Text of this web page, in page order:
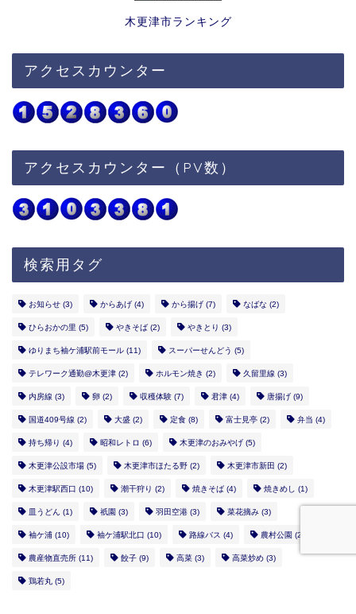
木更津市ランキング
アクセスカウンター
アクセスカウンター（PV数）
検索用タグ
お知らせ (3) からあげ (4) から揚げ (7) なばな (2)
ひらおかの里 (5) やきそば (2) やきとり (3)
ゆりまち袖ケ浦駅前モール (11) スーパーせんどう (5)
テレワーク通勤@木更津 (2) ホルモン焼き (2) 久留里線 (3)
内房線 (3) 卵 (2) 収穫体験 (7) 君津 (4) 唐揚げ (9)
国道409号線 (2) 大盛 (2) 定食 (8) 富士見亭 (2) 弁当 (4)
持ち帰り (4) 昭和レトロ (6) 木更津のおみやげ (5)
木更津公設市場 (5) 木更津市ほたる野 (2) 木更津市新田 (2)
木更津駅西口 (10) 潮干狩り (2) 焼きそば (4) 焼きめし (1)
皿うどん (1) 祇園 (3) 羽田空港 (3) 菜花摘み (3)
袖ケ浦 (10) 袖ケ浦駅北口 (10) 路線バス (4) 農村公園 (2)
農産物直売所 (11) 餃子 (9) 高菜 (3) 高菜炒め (3)
鶏若丸 (5)